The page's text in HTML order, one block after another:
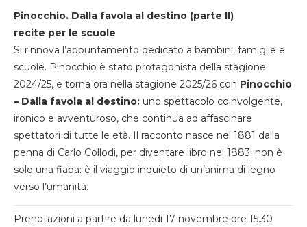
Pinocchio. Dalla favola al destino (parte II)
recite per le scuole
Si rinnova l’appuntamento dedicato a bambini, famiglie e
scuole. Pinocchio è stato protagonista della stagione
2024/25, e torna ora nella stagione 2025/26 con Pinocchio
– Dalla favola al destino: uno spettacolo coinvolgente,
ironico e avventuroso, che continua ad affascinare
spettatori di tutte le età. Il racconto nasce nel 1881 dalla
penna di Carlo Collodi, per diventare libro nel 1883. non è
solo una fiaba: è il viaggio inquieto di un’anima di legno
verso l’umanità.
Prenotazioni a partire da lunedi 17 novembre ore 15.30